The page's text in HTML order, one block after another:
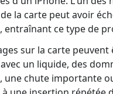
la carte peut avoir
entraînant ce type de
sur la carte peuvent
un liquide, des
une chute importante